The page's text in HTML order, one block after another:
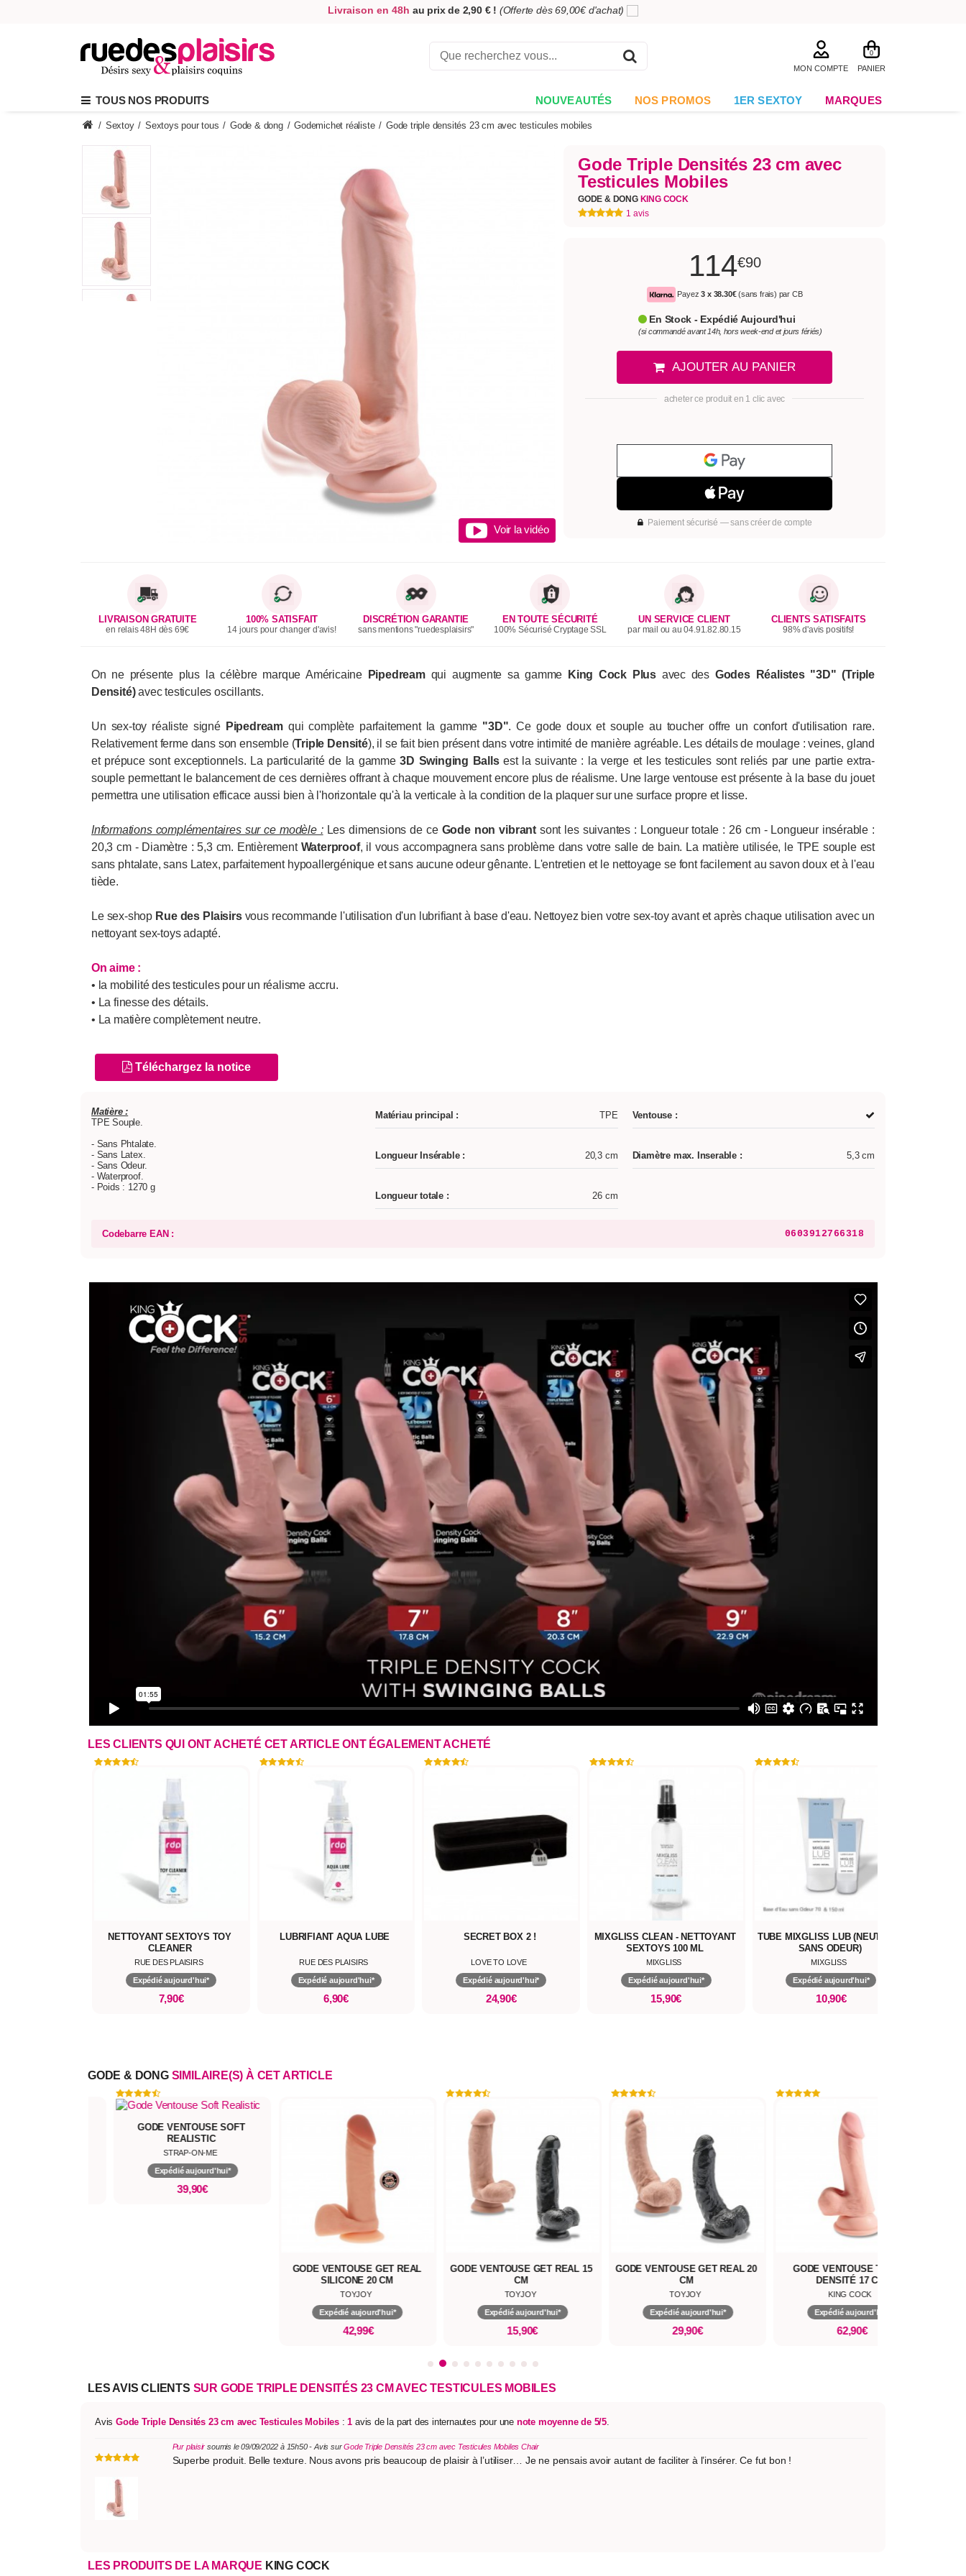
5,00€ offerts en échange de votre avissur votre commande !
MON COMPTE
0
PANIER
TOUS NOS PRODUITS NOUVEAUTÉS NOS PROMOS 1ER SEXTOY MARQUES
/ Sextoy / Sextoys pour tous / Gode & dong / Godemichet réaliste / Gode triple densités 23 cm avec testicules mobiles
Voir la vidéo
Gode Triple Densités 23 cm avec
Testicules Mobiles
GODE & DONG KING COCK
1 avis
114€90
Payez3 x 38.30€(sans frais) par CB
En Stock - Expédié Aujourd'hui
(si commandé avant 14h, hors week-end et jours fériés)
AJOUTER AU PANIER
acheter ce produit en 1 clic avec
Paiement sécurisé — sans créer de compte
LIVRAISON GRATUITE
en relais 48H dès 69€
100% SATISFAIT
14 jours pour changer d'avis!
DISCRÉTION GARANTIE
sans mentions "ruedesplaisirs"
EN TOUTE SÉCURITÉ
100% Sécurisé Cryptage SSL
UN SERVICE CLIENT
par mail ou au 04.91.82.80.15
CLIENTS SATISFAITS
98% d'avis positifs!
On ne présente plus la célèbre marque Américaine Pipedreamqui augmente sa gamme King Cock Plus avec des Godes Réalistes "3D" (Triple
Densité)avec testicules oscillants.
Un sex-toy réaliste signé Pipedreamqui complète parfaitement la gamme "3D". Ce gode doux et souple au toucher offre un confort d'utilisation rare.
Relativement ferme dans son ensemble (Triple Densité), il se fait bien présent dans votre intimité de manière agréable. Les détails de moulage : veines, gland
et prépuce sont exceptionnels. La particularité de la gamme3D Swinging Ballsest la suivante : la verge et les testicules sont reliés par une partie extra-
souple permettant le balancement de ces dernières offrant à chaque mouvement encore plus de réalisme. Une large ventouse est présente à la base du jouet
permettra une utilisation efficace aussi bien à l'horizontale qu'à la verticale à la condition de la plaquer sur une surface propre et lisse.
Informations complémentaires sur ce modèle :Les dimensions de ce Gode non vibrantsont les suivantes : Longueur totale : 26 cm - Longueur insérable :
20,3 cm - Diamètre : 5,3 cm. Entièrement Waterproof, il vous accompagnera sans problème dans votre salle de bain. La matière utilisée, le TPE souple est
sans phtalate, sans Latex, parfaitement hypoallergénique et sans aucune odeur gênante. L'entretien et le nettoyage se font facilement au savon doux et à l'eau
tiède.
Le sex-shop Rue des Plaisirsvous recommande l'utilisation d'un lubrifiant à base d'eau. Nettoyez bien votre sex-toy avant et après chaque utilisation avec un
nettoyant sex-toys adapté.
On aime :
• la mobilité des testicules pour un réalisme accru.
• La finesse des détails.
• La matière complètement neutre.
Téléchargez la notice
Matière :
TPE Souple.
- Sans Phtalate.
- Sans Latex.
- Sans Odeur.
- Waterproof.
- Poids : 1270 g
Matériau principal : TPE Ventouse :
Longueur Insérable : 20,3 cm Diamètre max. Inserable : 5,3 cm
Longueur totale : 26 cm
Codebarre EAN : 0603912766318
LES CLIENTS QUI ONT ACHETÉ CET ARTICLE ONT ÉGALEMENT ACHETÉ
NETTOYANT SEXTOYS TOY
CLEANER
RUE DES PLAISIRS
Expédié aujourd'hui*
7,90€
LUBRIFIANT AQUA LUBE
RUE DES PLAISIRS
Expédié aujourd'hui*
6,90€
SECRET BOX 2 !
LOVE TO LOVE
Expédié aujourd'hui*
24,90€
MIXGLISS CLEAN - NETTOYANT
SEXTOYS 100 ML
MIXGLISS
Expédié aujourd'hui*
15,90€
TUBE MIXGLISS LUB (NEUTRE &
SANS ODEUR)
MIXGLISS
Expédié aujourd'hui*
10,90€
GODE & DONGSIMILAIRE(S) À CET ARTICLE
GODE VENTOUSE SOFT
REALISTIC
STRAP-ON-ME
Expédié aujourd'hui*
39,90€
GODE VENTOUSE GET REAL
SILICONE 20 CM
TOYJOY
Expédié aujourd'hui*
42,99€
GODE VENTOUSE GET REAL 15
CM
TOYJOY
Expédié aujourd'hui*
15,90€
GODE VENTOUSE GET REAL 20
CM
TOYJOY
Expédié aujourd'hui*
29,90€
GODE VENTOUSE TRIPLE
DENSITÉ 17 CM
KING COCK
Expédié aujourd'hui*
62,90€
LES AVIS CLIENTS SUR GODE TRIPLE DENSITÉS 23 CM AVEC TESTICULES MOBILES
Avis Gode Triple Densités 23 cm avec Testicules Mobiles :1 avis de la part des internautes pour une note moyenne de 5/5.
Pur plaisir soumis le 09/09/2022 à 15h50 - Avis surGode Triple Densités 23 cm avec Testicules Mobiles Chair
Superbe produit. Belle texture. Nous avons pris beaucoup de plaisir à l’utiliser… Je ne pensais avoir autant de faciliter à l’insérer. Ce fut bon !
LES PRODUITS DE LA MARQUE KING COCK